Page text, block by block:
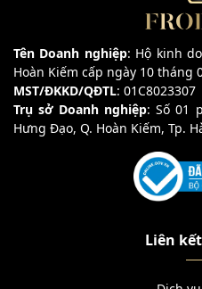
Tên Doanh nghiệp: Hộ kinh
Hoàn Kiếm cấp ngày 10 tháng
MST/ĐKKD/QĐTL: 01C8023307
Trụ sở Doanh nghiệp: Số 01
Hưng Đạo, Q. Hoàn Kiếm, Tp.
Liên